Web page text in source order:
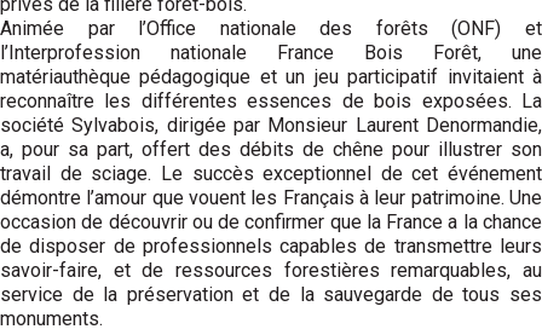
Animée par l’Office nationale des forêts (ONF) et
l’Interprofession nationale France Bois Forêt, une
matériauthèque pédagogique et un jeu participatif invitaient à
reconnaître les différentes essences de bois exposées. La
société Sylvabois, dirigée par Monsieur Laurent Denormandie,
a, pour sa part, offert des débits de chêne pour illustrer son
travail de sciage. Le succès exceptionnel de cet événement
démontre l’amour que vouent les Français à leur patrimoine. Une
occasion de découvrir ou de confirmer que la France a la chance
de disposer de professionnels capables de transmettre leurs
savoir-faire, et de ressources forestières remarquables, au
service de la préservation et de la sauvegarde de tous ses
monuments.